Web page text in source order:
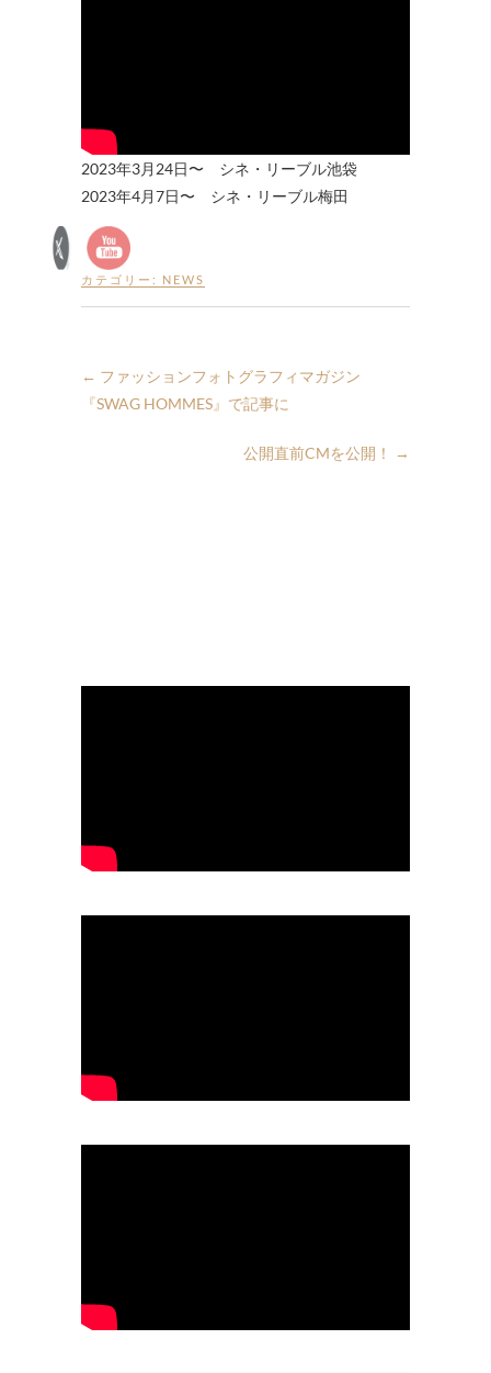
2023年3月24日〜 シネ・リーブル池袋
2023年4月7日〜 シネ・リーブル梅田
カテゴリー: NEWS
← ファッションフォトグラフィマガジン
『SWAG HOMMES』で記事に
公開直前CMを公開！ →